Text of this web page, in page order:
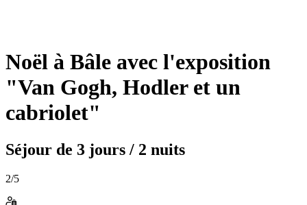
Noël à Bâle avec l'exposition
"Van Gogh, Hodler et un
cabriolet"
Séjour de 3 jours / 2 nuits
2/5